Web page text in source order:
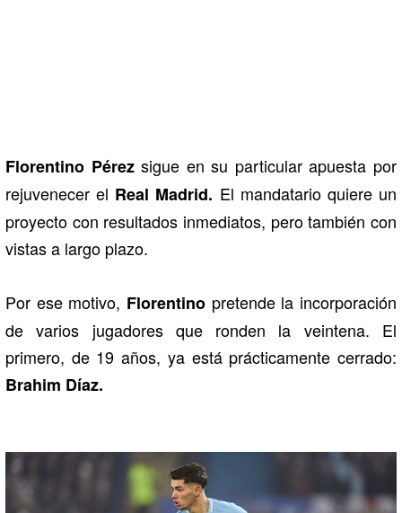
Florentino Pérezsigue en su particular apuesta por
rejuvenecer el Real Madrid. El mandatario quiere un
proyecto con resultados inmediatos, pero también con
vistas a largo plazo.
Por ese motivo, Florentino pretende la incorporación
de varios jugadores que ronden la veintena. El
primero, de 19 años, ya está prácticamente cerrado:
Brahim Díaz.